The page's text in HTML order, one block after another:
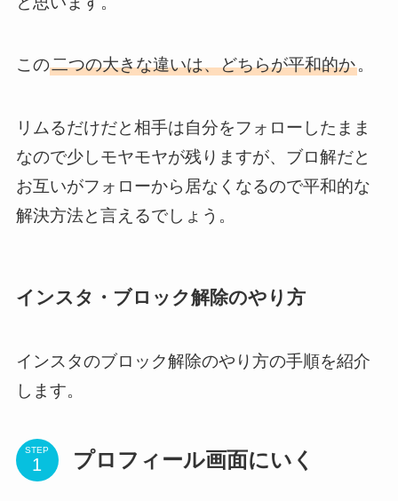
この二つの大きな違いは、どちらが平和的か。
リムるだけだと相手は自分をフォローしたまま
なので少しモヤモヤが残りますが、ブロ解だと
お互いがフォローから居なくなるので平和的な
解決方法と言えるでしょう。
インスタ・ブロック解除のやり方
インスタのブロック解除のやり方の手順を紹介
します。
STEP プロフィール画面にいく